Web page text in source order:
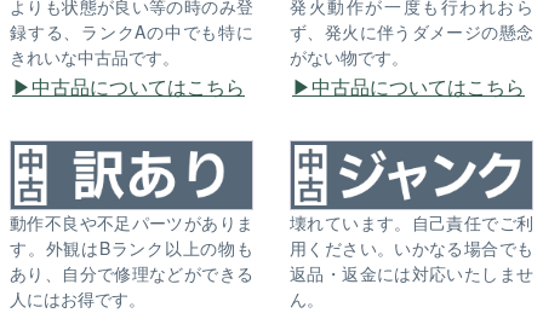
よりも状態が良い等の時のみ登
録する、ランクAの中でも特に
きれいな中古品です。
中古品についてはこちら
発火動作が一度も行われおら
ず、発火に伴うダメージの懸念
がない物です。
中古品についてはこちら
動作不良や不足パーツがありま
す。外観はBランク以上の物も
あり、自分で修理などができる
人にはお得です。
壊れています。自己責任でご利
用ください。いかなる場合でも
返品・返金には対応いたしませ
ん。